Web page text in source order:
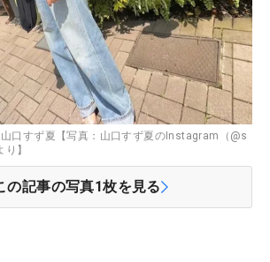
口すず夏【写真：山口すず夏のInstagram（@s
】
の記事の写真1枚を見る